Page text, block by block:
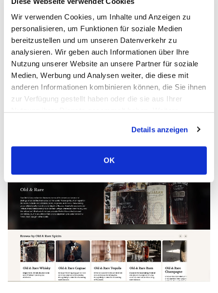
Wir verwenden Cookies, um Inhalte und Anzeigen zu
personalisieren, um Funktionen für soziale Medien
bereitzustellen und um unseren Datenverkehr zu
analysieren. Wir geben auch Informationen über Ihre
Nutzung unserer Website an unsere Partner für soziale
Medien, Werbung und Analysen weiter, die diese mit
anderen Informationen kombinieren können, die Sie ihnen
zur Verfügung gestellt haben oder die sie aus Ihrer
Nutzung ihrer Dienste gesammelt haben. Weitere
Details anzeigen
OK
Angesichts der Komplexität des Katalogs
spielt die Suchfunktion eine zentrale Rolle.
Wir haben ein verbessertes Suchsystem
integriert, das es Nutzern ermöglicht,
gezielt bestimmte Flaschen, Marken oder
Eigenschaften schnell zu finden. Dadurch
verkürzt sich die Zeit bis zum gewünschten
Produkt erheblich und das gesamte